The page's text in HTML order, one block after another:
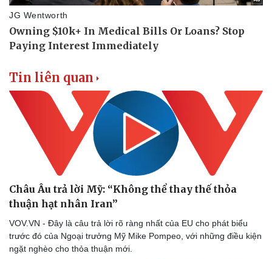
Tin liên quan
Châu Âu trả lời Mỹ: “Không thể thay thế thỏa
thuận hạt nhân Iran”
VOV.VN - Đây là câu trả lời rõ ràng nhất của EU cho phát biểu
trước đó của Ngoại trưởng Mỹ Mike Pompeo, với những điều kiện
ngặt nghèo cho thỏa thuận mới.